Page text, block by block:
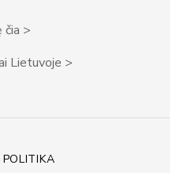
čia >
Lietuvoje >